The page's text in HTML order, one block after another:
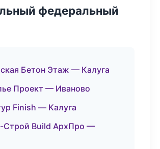
федеральный
Бетон Этаж — Калуга
Проект — Иваново
Finish — Калуга
Строй Build АрхПро —